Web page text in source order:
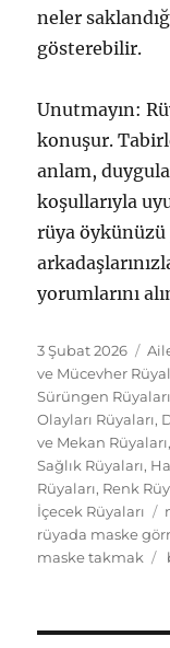
neler
gösterebilir.
Unutmayın:
konuşur.
anlam,
koşullarıyla
rüya öykünüzü
yorumlarını
Yayın
tarihi
3 Şubat 2026
ve Mücevher
Sürüngen
Olayları Rüyaları,
ve Mekan Rüyaları
Sağlık Rüyaları,
Rüyaları, Renk
İçecek Rüyaları
rüyada maske
maske takmak